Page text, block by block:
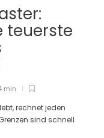
teuerste
min
rechnet jeden
sind schnell